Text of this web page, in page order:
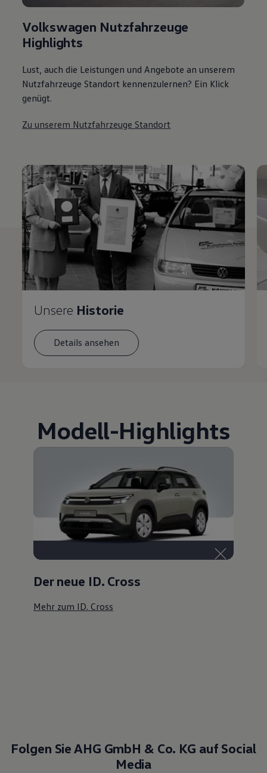
Volkswagen Nutzfahrzeuge
Highlights
Lust, auch die Leistungen und Angebote an unserem
Nutzfahrzeuge Standort kennenzulernen? Ein Klick
genügt.
Zu unserem Nutzfahrzeuge Standort
Unsere Historie
Details ansehen
Modell-Highlights
Der neue ID. Cross
Mehr zum ID. Cross
Folgen Sie AHG GmbH & Co. KG auf Social
Media